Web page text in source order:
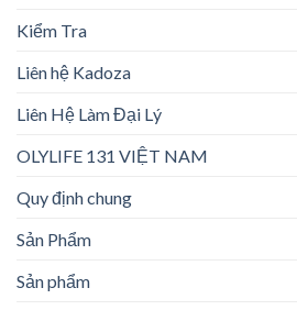
Kiểm Tra
Liên hệ Kadoza
Liên Hệ Làm Đại Lý
OLYLIFE 131 VIỆT NAM
Quy định chung
Sản Phẩm
Sản phẩm